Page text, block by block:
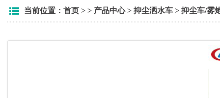
当前位置： 首页 > > 产品中心> 抑尘洒水车 > 抑尘车/雾